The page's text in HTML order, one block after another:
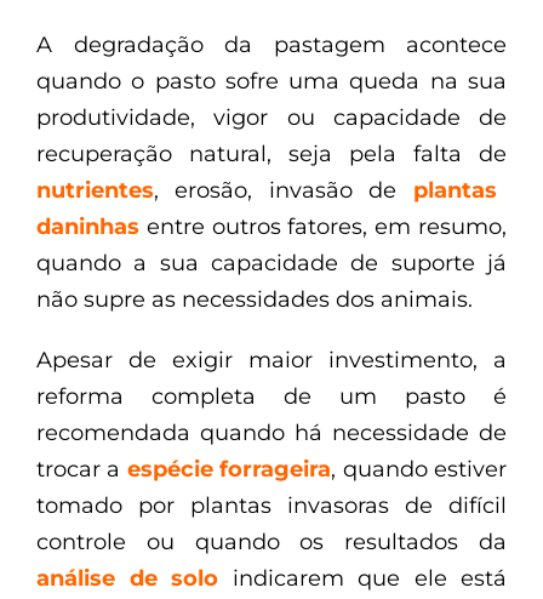
A degradação da pastagem acontece
quando o pasto sofre uma queda na sua
produtividade, vigor ou capacidade de
recuperação natural, seja pela falta de
nutrientes, erosão, invasão de plantas
daninhas entre outros fatores, em resumo,
quando a sua capacidade de suporte já
não supre as necessidades dos animais.
Apesar de exigir maior investimento, a
reforma completa de um pasto é
recomendada quando há necessidade de
trocar a espécie forrageira, quando estiver
tomado por plantas invasoras de difícil
controle ou quando os resultados da
análise de solo indicarem que ele está